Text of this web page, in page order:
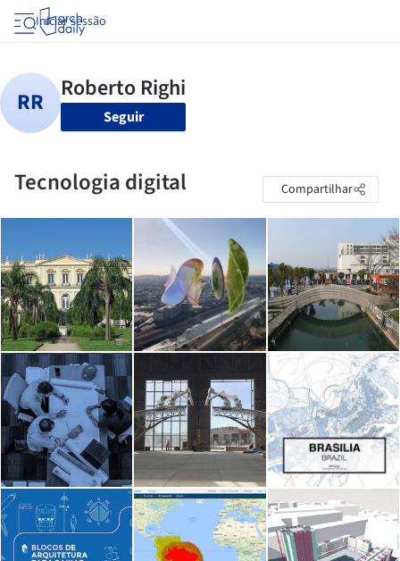
Iniciar sessão
Seguir
Tecnologia digital Compartilhar